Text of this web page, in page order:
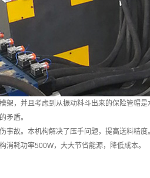
，并且考虑到从振动料斗出来的保险管帽
矛盾。
故。本机构解决了压手问题，提高送料精度。
耗功率500W，大大节省能源，降低成本。